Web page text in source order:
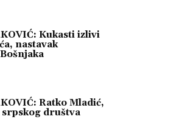
Kukasti izlivi
nastavak
Ratko Mladić,
društva